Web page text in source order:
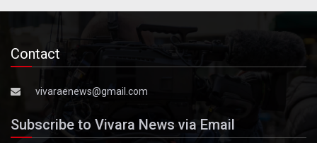
Contact
vivaraenews@gmail.com
Subscribe to Vivara News via Email